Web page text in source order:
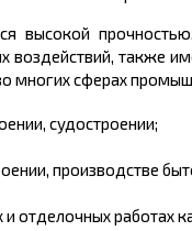
высокой
воздействий, также
многих сферах
судостроении;
производстве
и отделочных работах